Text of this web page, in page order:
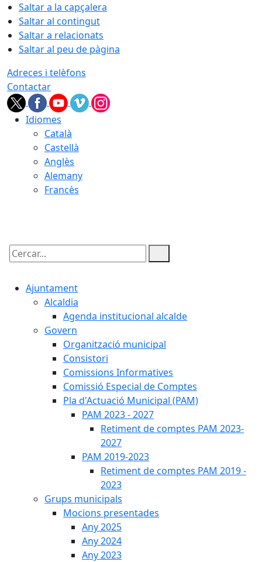
Saltar a la capçalera
Saltar al contingut
Saltar a relacionats
Saltar al peu de pàgina
Adreces i telèfons
Contactar
Idiomes
Català
Castellà
Anglès
Alemany
Francès
Cercar:
Ajuntament
Alcaldia
Agenda institucional alcalde
Govern
Organització municipal
Consistori
Comissions Informatives
Comissió Especial de Comptes
Pla d'Actuació Municipal (PAM)
PAM 2023 - 2027
Retiment de comptes PAM 2023-
2027
PAM 2019-2023
Retiment de comptes PAM 2019 -
2023
Grups municipals
Mocions presentades
Any 2025
Any 2024
Any 2023